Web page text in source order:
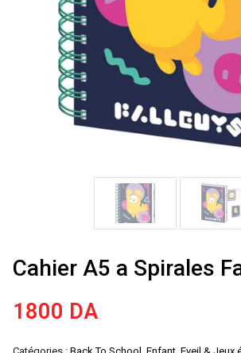
Cahier A5 a Spirales
1800 DA